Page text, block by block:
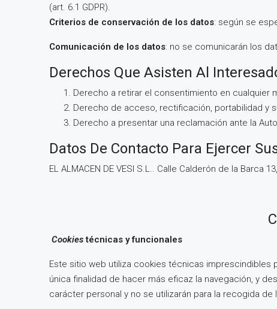
(art. 6.1 GDPR).
Criterios de conservación de los datos: según se
Comunicación de los datos: no se comunicarán los
Derechos Que Asisten Al
Derecho a retirar el consentimiento en cualquier
Derecho de acceso, rectificación, portabilidad y
Derecho a presentar una reclamación ante la
Datos De Contacto Para Ejercer
EL ALMACEN DE VESI S.L.. Calle Calderón de la Barca
Cookiestécnicas y funcionales
Este sitio web utiliza cookies técnicas imprescindibles
única finalidad de hacer más eficaz la navegación, y
carácter personal y no se utilizarán para la recogida de